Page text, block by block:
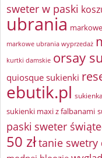
sweter w paski
ubrania
markowe ubrania wyprzedaż
kurtki damskie orsay
quiosque sukienki
ebutik.pl
sukienki maxi z falbanami
paski sweter
50 złtanie swetry